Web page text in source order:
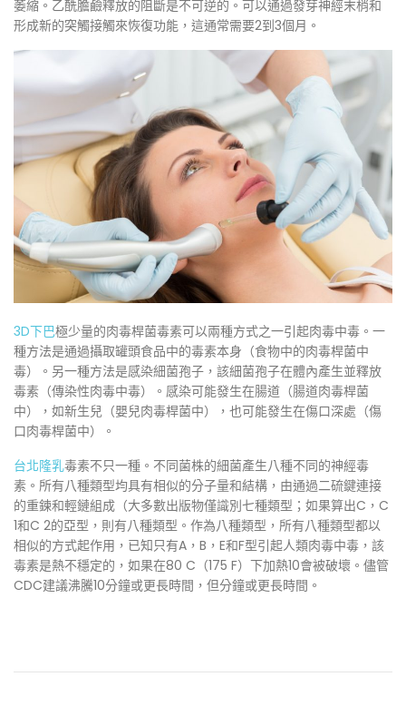
萎縮。乙酰膽鹼釋放的阻斷是不可逆的。可以通過發芽神經末梢和
形成新的突觸接觸來恢復功能，這通常需要2到3個月。
3D下巴極少量的肉毒桿菌毒素可以兩種方式之一引起肉毒中毒。一
種方法是通過攝取罐頭食品中的毒素本身（食物中的肉毒桿菌中
毒）。另一種方法是感染細菌孢子，該細菌孢子在體內產生並釋放
毒素（傳染性肉毒中毒）。感染可能發生在腸道（腸道肉毒桿菌
中），如新生兒（嬰兒肉毒桿菌中），也可能發生在傷口深處（傷
口肉毒桿菌中）。
台北隆乳毒素不只一種。不同菌株的細菌產生八種不同的神經毒
素。所有八種類型均具有相似的分子量和結構，由通過二硫鍵連接
的重鍊和輕鏈組成（大多數出版物僅識別七種類型；如果算出C，C
1和C 2的亞型，則有八種類型。作為八種類型，所有八種類型都以
相似的方式起作用，已知只有A，B，E和F型引起人類肉毒中毒，該
毒素是熱不穩定的，如果在80 C（175 F）下加熱10會被破壞。儘管
CDC建議沸騰10分鐘或更長時間，但分鐘或更長時間。